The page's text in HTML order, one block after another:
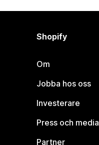
Shopify
Om
Jobba hos oss
Investerare
Press och media
Partner